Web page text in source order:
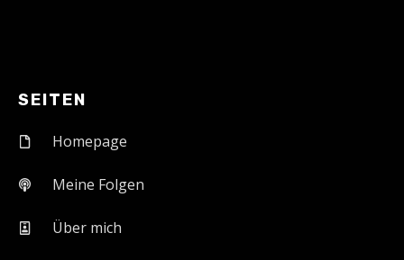
SEITEN
Homepage
Meine Folgen
Über mich